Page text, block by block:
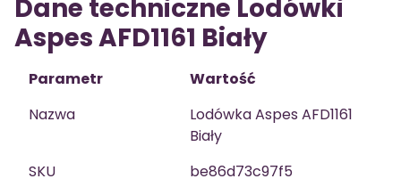
Dane techniczne Lodówki
Aspes AFD1161 Biały
Parametr
Wartość
Nazwa
Lodówka Aspes AFD1161
Biały
SKU
be86d73c97f5